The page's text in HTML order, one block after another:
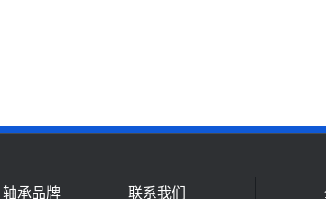
轴承品牌 联系我们